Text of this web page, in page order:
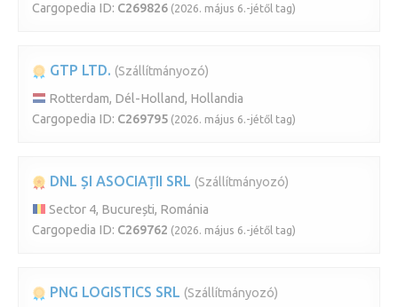
Cargopedia ID: C269826 (2026. május 6.-jétől tag)
GTP LTD. (Szállítmányozó)
Rotterdam, Dél-Holland, Hollandia
Cargopedia ID: C269795 (2026. május 6.-jétől tag)
DNL ȘI ASOCIAȚII SRL (Szállítmányozó)
Sector 4, București, Románia
Cargopedia ID: C269762 (2026. május 6.-jétől tag)
PNG LOGISTICS SRL (Szállítmányozó)